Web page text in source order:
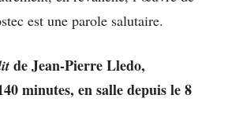
est une parole salutaire.
de Jean-Pierre Lledo,
minutes, en salle depuis le 8